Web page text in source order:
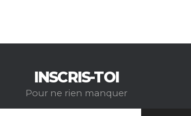
INSCRIS-TOI
Pour ne rien manquer